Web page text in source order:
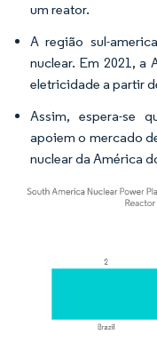
um reator.
A região sul-
nuclear. Em 2021, a
eletricidade a partir
Assim, espera-se
apoiem o mercado
nuclear da América